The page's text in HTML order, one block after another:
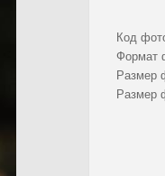
Код
Формат
Размер
Размер